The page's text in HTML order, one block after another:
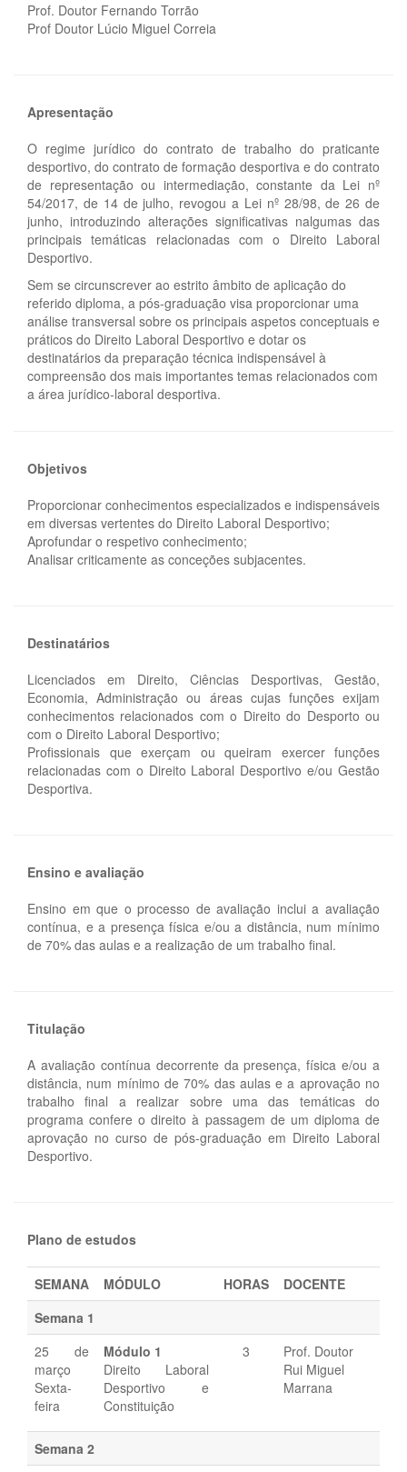
Prof. Doutor Fernando Torrão
Prof Doutor Lúcio Miguel Correia
Apresentação
O regime jurídico do contrato de trabalho do praticante
desportivo, do contrato de formação desportiva e do contrato
de representação ou intermediação, constante da Lei nº
54/2017, de 14 de julho, revogou a Lei nº 28/98, de 26 de
junho, introduzindo alterações significativas nalgumas das
principais temáticas relacionadas com o Direito Laboral
Desportivo.
Sem se circunscrever ao estrito âmbito de aplicação do
referido diploma, a pós-graduação visa proporcionar uma
análise transversal sobre os principais aspetos conceptuais e
práticos do Direito Laboral Desportivo e dotar os
destinatários da preparação técnica indispensável à
compreensão dos mais importantes temas relacionados com
a área jurídico-laboral desportiva.
Objetivos
Proporcionar conhecimentos especializados e indispensáveis
em diversas vertentes do Direito Laboral Desportivo;
Aprofundar o respetivo conhecimento;
Analisar criticamente as conceções subjacentes.
Destinatários
Licenciados em Direito, Ciências Desportivas, Gestão,
Economia, Administração ou áreas cujas funções exijam
conhecimentos relacionados com o Direito do Desporto ou
com o Direito Laboral Desportivo;
Profissionais que exerçam ou queiram exercer funções
relacionadas com o Direito Laboral Desportivo e/ou Gestão
Desportiva.
Ensino e avaliação
Ensino em que o processo de avaliação inclui a avaliação
contínua, e a presença física e/ou a distância, num mínimo
de 70% das aulas e a realização de um trabalho final.
Titulação
A avaliação contínua decorrente da presença, física e/ou a
distância, num mínimo de 70% das aulas e a aprovação no
trabalho final a realizar sobre uma das temáticas do
programa confere o direito à passagem de um diploma de
aprovação no curso de pós-graduação em Direito Laboral
Desportivo.
Plano de estudos
SEMANA MÓDULO HORAS
DOCENTE
Semana 1
25 de
março
Sexta-
feira
Módulo 1
Direito Laboral
Desportivo e
Constituição
3
Prof. Doutor
Rui Miguel
Marrana
Semana 2